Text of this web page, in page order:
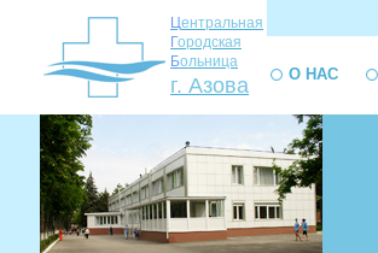
Центральная
Городская
Больница
г. Азова О НАС